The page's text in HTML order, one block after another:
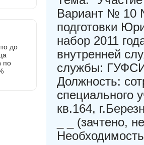
Вариант № 10
подготовки
набор 2011
внутренней
службы:
Должность:
специального
кв.164,
_ _ (зачтено,
до
по